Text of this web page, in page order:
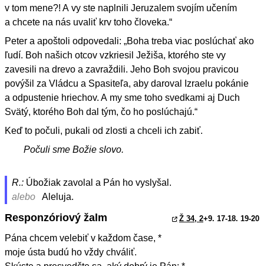
v tom mene?! A vy ste naplnili Jeruzalem svojím učením
a chcete na nás uvaliť krv toho človeka.“
Peter a apoštoli odpovedali: „Boha treba viac poslúchať ako
ľudí. Boh našich otcov vzkriesil Ježiša, ktorého ste vy
zavesili na drevo a zavraždili. Jeho Boh svojou pravicou
povýšil za Vládcu a Spasiteľa, aby daroval Izraelu pokánie
a odpustenie hriechov. A my sme toho svedkami aj Duch
Svätý, ktorého Boh dal tým, čo ho poslúchajú.“
Keď to počuli, pukali od zlosti a chceli ich zabiť.
Počuli sme Božie slovo.
R.: Úbožiak zavolal a Pán ho vyslyšal.
alebo
Aleluja.
Responzóriový žalm Ž 34, 2+9. 17-18. 19-20
Pána chcem velebiť v každom čase, *
moje ústa budú ho vždy chváliť.